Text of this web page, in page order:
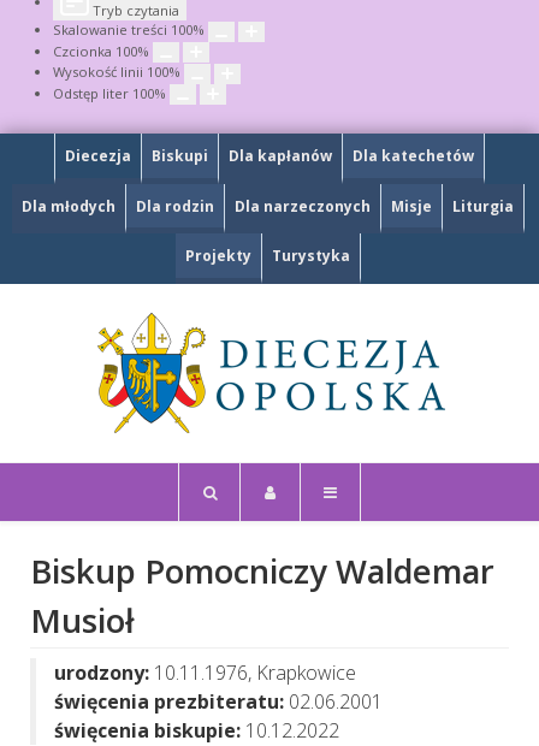
Tryb czytania
Skalowanie treści 100%
Czcionka 100%
Wysokość linii 100%
Odstęp liter 100%
Diecezja Biskupi Dla kapłanów Dla katechetów
Dla młodych Dla rodzin Dla narzeczonych Misje Liturgia
Projekty Turystyka
Biskup Pomocniczy Waldemar
Musioł
urodzony: 10.11.1976, Krapkowice
święcenia prezbiteratu: 02.06.2001
święcenia biskupie: 10.12.2022